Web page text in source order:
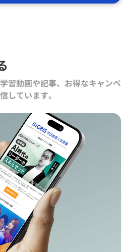
習動画や記事、お得なキャンペ
しています。